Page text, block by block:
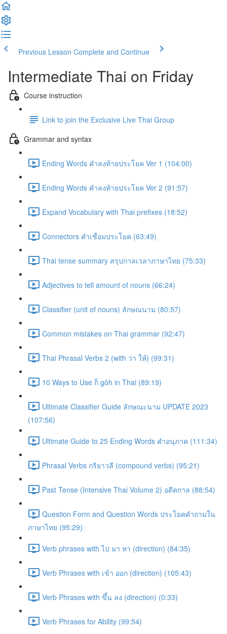
Previous Lesson Complete and Continue
Intermediate Thai on Friday
Course instruction
Link to join the Exclusive Live Thai Group
Grammar and syntax
Ending Words คำลงท้ายประโยค Ver 1 (104:00)
Ending Words คำลงท้ายประโยค Ver 2 (91:57)
Expand Vocabulary with Thai prefixes (18:52)
Connectors คำเชื่อมประโยค (63:49)
Thai tense summary สรุปกาลเวลาภาษาไทย (75:33)
Adjectives to tell amount of nouns (66:24)
Classifier (unit of nouns) ลักษณนาม (80:57)
Common mistakes on Thai grammar (92:47)
Thai Phrasal Verbs 2 (with ว่า ให้) (99:31)
10 Ways to Use ก็ gôh in Thai (89:19)
Ultimate Classifier Guide ลักษณะนาม UPDATE 2023
(107:56)
Ultimate Guide to 25 Ending Words คำอนุภาค (111:34)
Phrasal Verbs กริยาวลี (compound verbs) (95:21)
Past Tense (Intensive Thai Volume 2) อดีตกาล (88:54)
Question Form and Question Words ประโยคคำถามใน
ภาษาไทย (95:29)
Verb phrases with ไป มา หา (direction) (84:35)
Verb Phrases with เข้า ออก (direction) (105:43)
Verb Phrases with ขึ้น ลง (direction) (0:33)
Verb Phrases for Ability (99:54)